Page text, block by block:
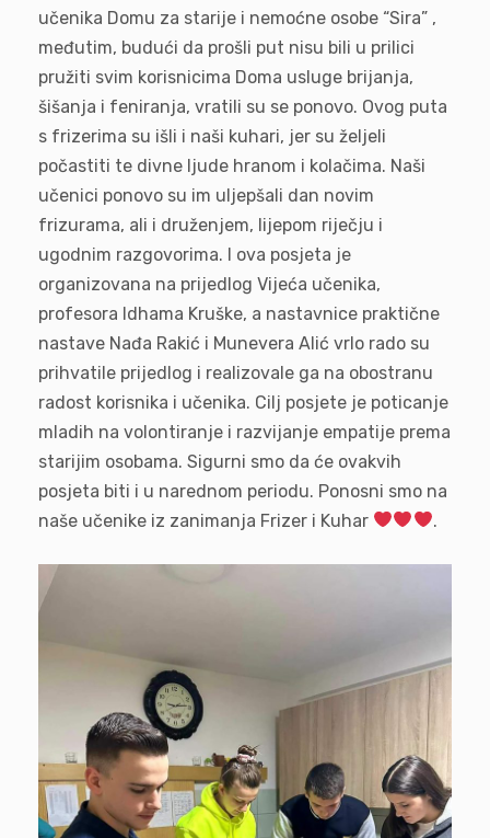
učenika Domu za starije i nemoćne osobe “Sira” ,
međutim, budući da prošli put nisu bili u prilici
pružiti svim korisnicima Doma usluge brijanja,
šišanja i feniranja, vratili su se ponovo. Ovog puta
s frizerima su išli i naši kuhari, jer su željeli
počastiti te divne ljude hranom i kolačima. Naši
učenici ponovo su im uljepšali dan novim
frizurama, ali i druženjem, lijepom riječju i
ugodnim razgovorima. I ova posjeta je
organizovana na prijedlog Vijeća učenika,
profesora Idhama Kruške, a nastavnice praktične
nastave Nađa Rakić i Munevera Alić vrlo rado su
prihvatile prijedlog i realizovale ga na obostranu
radost korisnika i učenika. Cilj posjete je poticanje
mladih na volontiranje i razvijanje empatije prema
starijim osobama. Sigurni smo da će ovakvih
posjeta biti i u narednom periodu. Ponosni smo na
naše učenike iz zanimanja Frizer i Kuhar
.